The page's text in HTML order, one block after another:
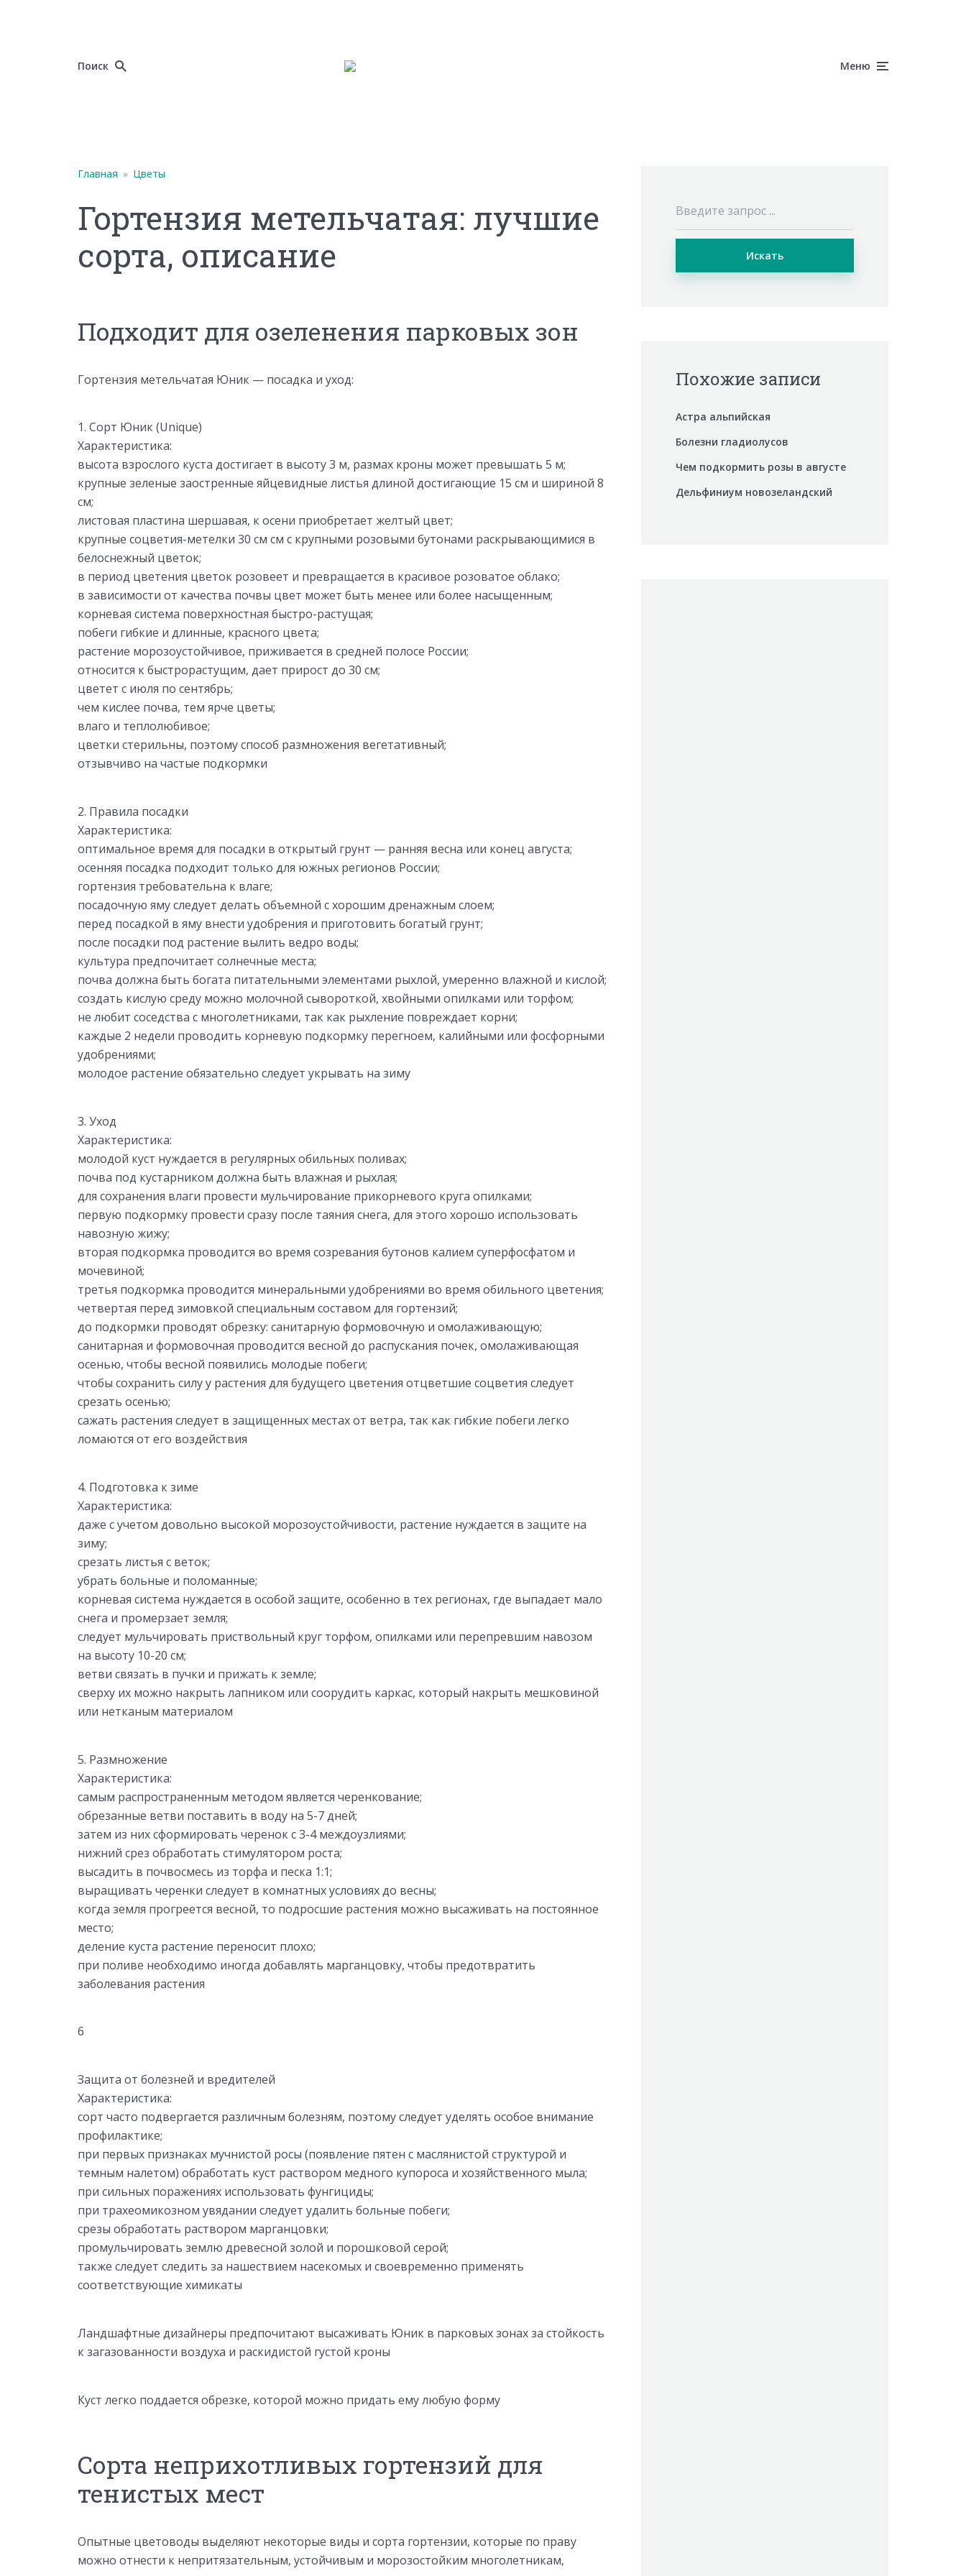
Поиск Меню
Главная » Цветы
Гортензия метельчатая: лучшие
сорта, описание
Подходит для озеленения парковых зон
Гортензия метельчатая Юник — посадка и уход:
1. Сорт Юник (Unique)
Характеристика:
высота взрослого куста достигает в высоту 3 м, размах кроны может превышать 5 м;
крупные зеленые заостренные яйцевидные листья длиной достигающие 15 см и шириной 8
см;
листовая пластина шершавая, к осени приобретает желтый цвет;
крупные соцветия-метелки 30 см см с крупными розовыми бутонами раскрывающимися в
белоснежный цветок;
в период цветения цветок розовеет и превращается в красивое розоватое облако;
в зависимости от качества почвы цвет может быть менее или более насыщенным;
корневая система поверхностная быстро-растущая;
побеги гибкие и длинные, красного цвета;
растение морозоустойчивое, приживается в средней полосе России;
относится к быстрорастущим, дает прирост до 30 см;
цветет с июля по сентябрь;
чем кислее почва, тем ярче цветы;
влаго и теплолюбивое;
цветки стерильны, поэтому способ размножения вегетативный;
отзывчиво на частые подкормки
2. Правила посадки
Характеристика:
оптимальное время для посадки в открытый грунт — ранняя весна или конец августа;
осенняя посадка подходит только для южных регионов России;
гортензия требовательна к влаге;
посадочную яму следует делать объемной с хорошим дренажным слоем;
перед посадкой в яму внести удобрения и приготовить богатый грунт;
после посадки под растение вылить ведро воды;
культура предпочитает солнечные места;
почва должна быть богата питательными элементами рыхлой, умеренно влажной и кислой;
создать кислую среду можно молочной сывороткой, хвойными опилками или торфом;
не любит соседства с многолетниками, так как рыхление повреждает корни;
каждые 2 недели проводить корневую подкормку перегноем, калийными или фосфорными
удобрениями;
молодое растение обязательно следует укрывать на зиму
3. Уход
Характеристика:
молодой куст нуждается в регулярных обильных поливах;
почва под кустарником должна быть влажная и рыхлая;
для сохранения влаги провести мульчирование прикорневого круга опилками;
первую подкормку провести сразу после таяния снега, для этого хорошо использовать
навозную жижу;
вторая подкормка проводится во время созревания бутонов калием суперфосфатом и
мочевиной;
третья подкормка проводится минеральными удобрениями во время обильного цветения;
четвертая перед зимовкой специальным составом для гортензий;
до подкормки проводят обрезку: санитарную формовочную и омолаживающую;
санитарная и формовочная проводится весной до распускания почек, омолаживающая
осенью, чтобы весной появились молодые побеги;
чтобы сохранить силу у растения для будущего цветения отцветшие соцветия следует
срезать осенью;
сажать растения следует в защищенных местах от ветра, так как гибкие побеги легко
ломаются от его воздействия
4. Подготовка к зиме
Характеристика:
даже с учетом довольно высокой морозоустойчивости, растение нуждается в защите на
зиму;
срезать листья с веток;
убрать больные и поломанные;
корневая система нуждается в особой защите, особенно в тех регионах, где выпадает мало
снега и промерзает земля;
следует мульчировать приствольный круг торфом, опилками или перепревшим навозом
на высоту 10-20 см;
ветви связать в пучки и прижать к земле;
сверху их можно накрыть лапником или соорудить каркас, который накрыть мешковиной
или нетканым материалом
5. Размножение
Характеристика:
самым распространенным методом является черенкование;
обрезанные ветви поставить в воду на 5-7 дней;
затем из них сформировать черенок с 3-4 междоузлиями;
нижний срез обработать стимулятором роста;
высадить в почвосмесь из торфа и песка 1:1;
выращивать черенки следует в комнатных условиях до весны;
когда земля прогреется весной, то подросшие растения можно высаживать на постоянное
место;
деление куста растение переносит плохо;
при поливе необходимо иногда добавлять марганцовку, чтобы предотвратить
заболевания растения
6
Защита от болезней и вредителей
Характеристика:
сорт часто подвергается различным болезням, поэтому следует уделять особое внимание
профилактике;
при первых признаках мучнистой росы (появление пятен с маслянистой структурой и
темным налетом) обработать куст раствором медного купороса и хозяйственного мыла;
при сильных поражениях использовать фунгициды;
при трахеомикозном увядании следует удалить больные побеги;
срезы обработать раствором марганцовки;
промульчировать землю древесной золой и порошковой серой;
также следует следить за нашествием насекомых и своевременно применять
соответствующие химикаты
Ландшафтные дизайнеры предпочитают высаживать Юник в парковых зонах за стойкость
к загазованности воздуха и раскидистой густой кроны
Куст легко поддается обрезке, которой можно придать ему любую форму
Сорта неприхотливых гортензий для
тенистых мест
Опытные цветоводы выделяют некоторые виды и сорта гортензии, которые по праву
можно отнести к непритязательным, устойчивым и морозостойким многолетникам,
Искать
Похожие записи
Астра альпийская
Болезни гладиолусов
Чем подкормить розы в августе
Дельфиниум новозеландский